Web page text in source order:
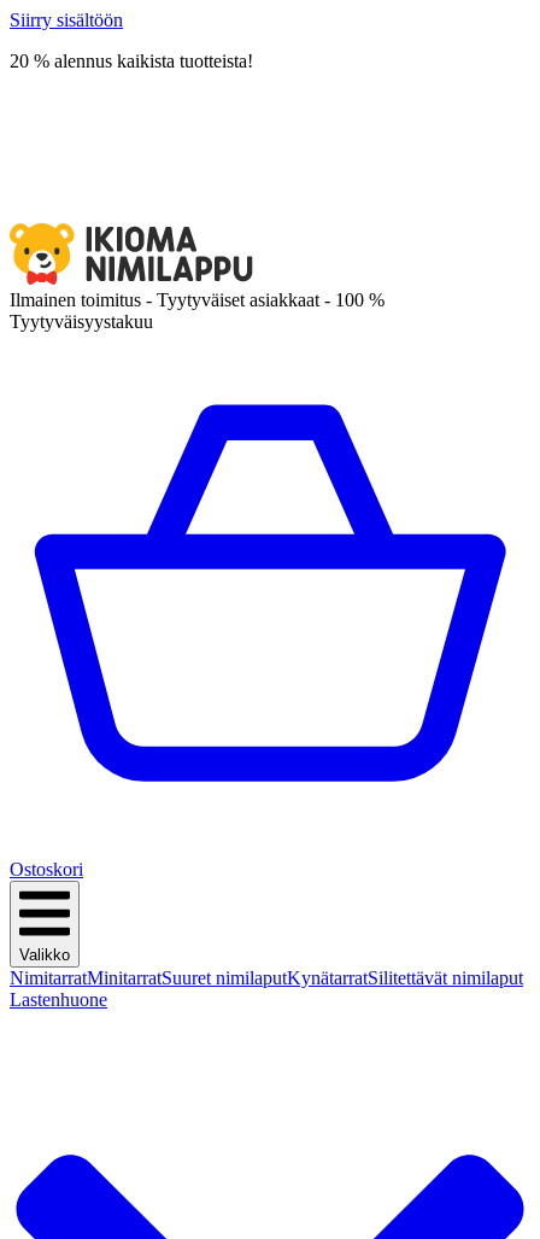
Siirry sisältöön
20 % alennus kaikista tuotteista!
Ilmainen toimitus - Tyytyväiset asiakkaat - 100 %
Tyytyväisyystakuu
Ostoskori
Valikko
NimitarratMinitarratSuuret nimilaputKynätarratSilitettävät nimilaput
Lastenhuone